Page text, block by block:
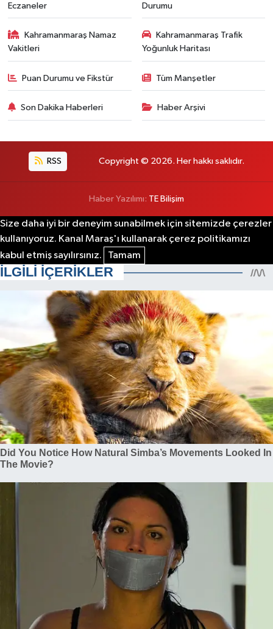
Eczaneler
Durumu
Kahramanmaraş Namaz
Vakitleri
Kahramanmaraş Trafik
Yoğunluk Haritası
Puan Durumu ve Fikstür Tüm Manşetler
Son Dakika Haberleri Haber Arşivi
RSS Copyright © 2026. Her hakkı saklıdır.
Haber Yazılımı: TE Bilişim
Size daha iyi bir deneyim sunabilmek için sitemizde çerezler
kullanıyoruz. Kanal Maraş'ı kullanarak çerez politikamızı
kabul etmiş sayılırsınız.
Tamam